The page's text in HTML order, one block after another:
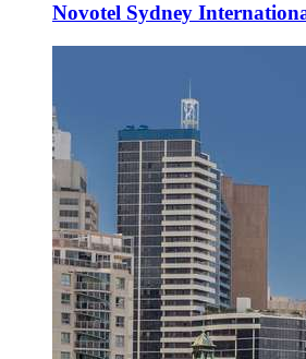
Novotel Sydney